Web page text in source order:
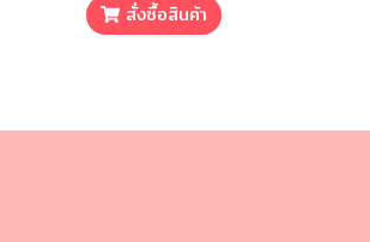
สั่งซื้อสินค้า